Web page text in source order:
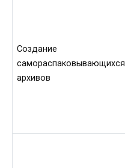
Создание
самораспаковывающихся
архивов